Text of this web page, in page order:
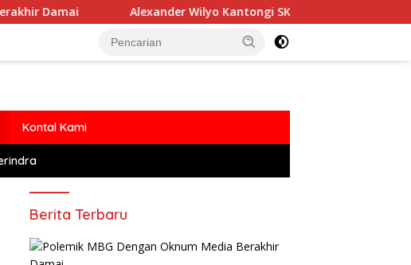
Alexander Wilyo Kantongi SK Ketua DPC Gerindra Ketapang
Kontal Kami
Berita Terbaru